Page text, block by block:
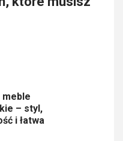
meble
– styl,
i łatwa